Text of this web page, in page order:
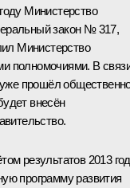
Министерство
закон № 317,
Министерство
полномочиями. В
уже прошёл
внесён
результатов 2013
программу развития